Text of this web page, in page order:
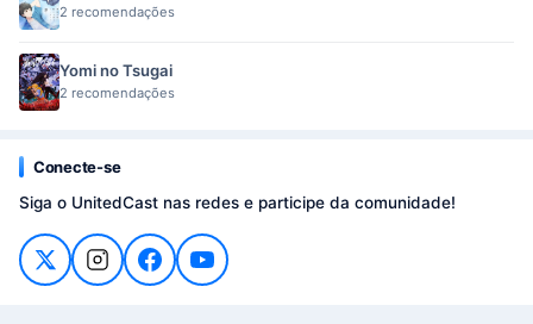
2 recomendações
Yomi no Tsugai
2 recomendações
Conecte-se
Siga o UnitedCast nas redes e participe da comunidade!